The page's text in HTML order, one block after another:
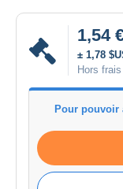
1,54
± 1,78
Hors
Pour pouvoir